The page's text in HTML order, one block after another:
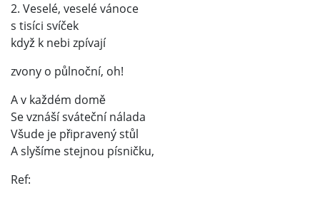
2. Veselé, veselé vánoce
s tisíci svíček
když k nebi zpívají
zvony o půlnoční, oh!
A v každém domě
Se vznáší sváteční nálada
Všude je připravený stůl
A slyšíme stejnou písničku,
Ref: